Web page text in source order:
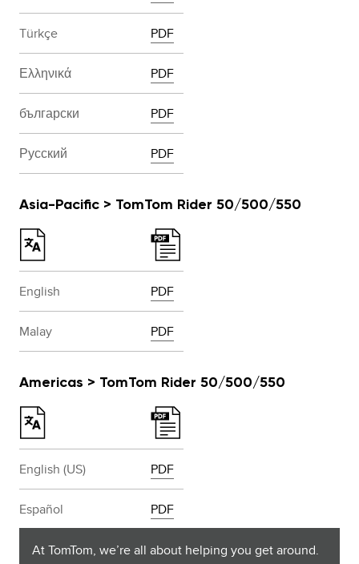
At TomTom, we’re all about helping you get around.
Türkçe PDF
Ελληνικά PDF
български PDF
Русский PDF
Asia-Pacific > TomTom Rider 50/500/550
English PDF
Malay PDF
Americas > TomTom Rider 50/500/550
English (US) PDF
Español PDF
Français (Canada) PDF